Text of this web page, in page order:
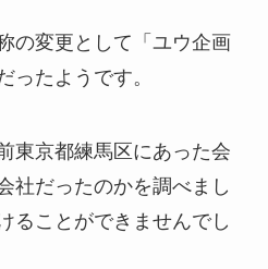
の変更として「ユウ企画
ったようです。
東京都練馬区にあった会
社だったのかを調べまし
ることができませんでし